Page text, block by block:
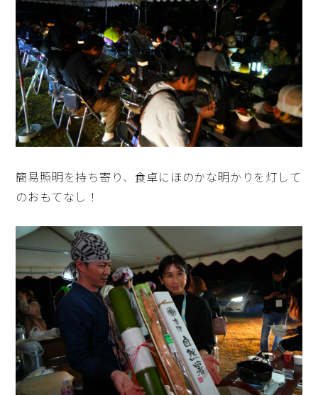
簡易照明を持ち寄り、食卓にほのかな明かりを灯して
のおもてなし！